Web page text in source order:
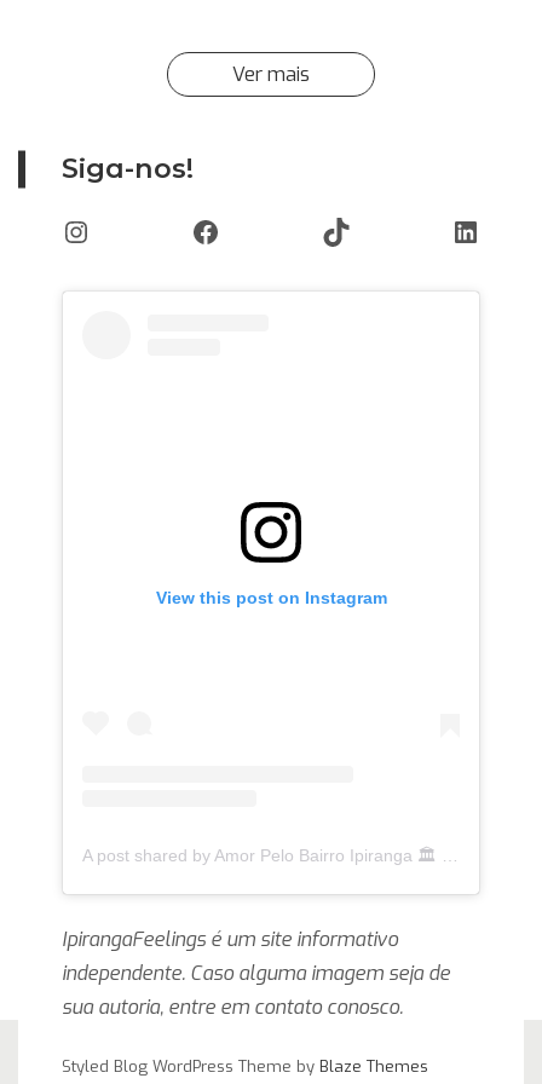
Ver mais
Siga-nos!
InstagramFacebook TikTok
View this post on Instagram
IpirangaFeelings é um site informativo
independente. Caso alguma imagem seja de
sua autoria, entre em contato conosco.
Styled Blog WordPress Theme by Blaze Themes